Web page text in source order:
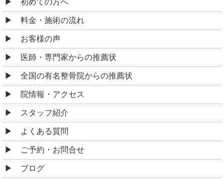
初めての方へ
料金・施術の流れ
お客様の声
医師・専門家からの推薦状
全国の有名整骨院からの推薦状
院情報・アクセス
スタッフ紹介
よくある質問
ご予約・お問合せ
ブログ